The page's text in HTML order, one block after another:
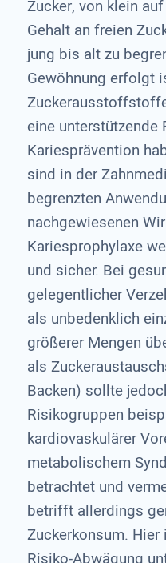
Zucker, von klein
Gehalt an freien
jung bis alt zu
Gewöhnung erfolgt
eine unterstützende
Kariesprävention
sind in der
begrenzten
nachgewiesenen
Kariesprophylaxe
und sicher. Bei
gelegentlicher
als unbedenklich
größerer Mengen
als
Backen) sollte
Risikogruppen
kardiovaskulärer
metabolischem
betrachtet und
betrifft allerdings
Zuckerkonsum.